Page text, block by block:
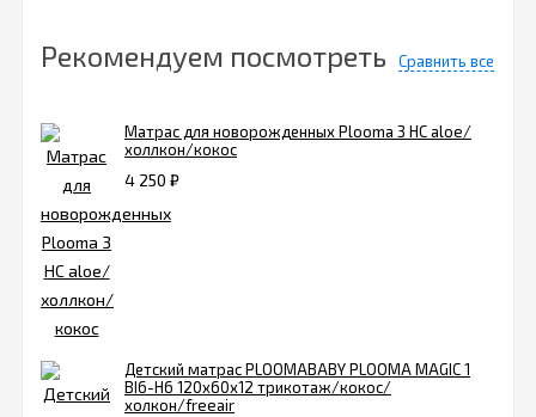
Рекомендуем посмотреть Сравнить все
Матрас для новорожденных Plooma 3 HC aloe/
холлкон/кокос
4 250 ₽
Детский матрас PLOOMABABY PLOOMA MAGIC 1
BI6-H6 120х60х12 трикотаж/кокос/
холкон/freeair